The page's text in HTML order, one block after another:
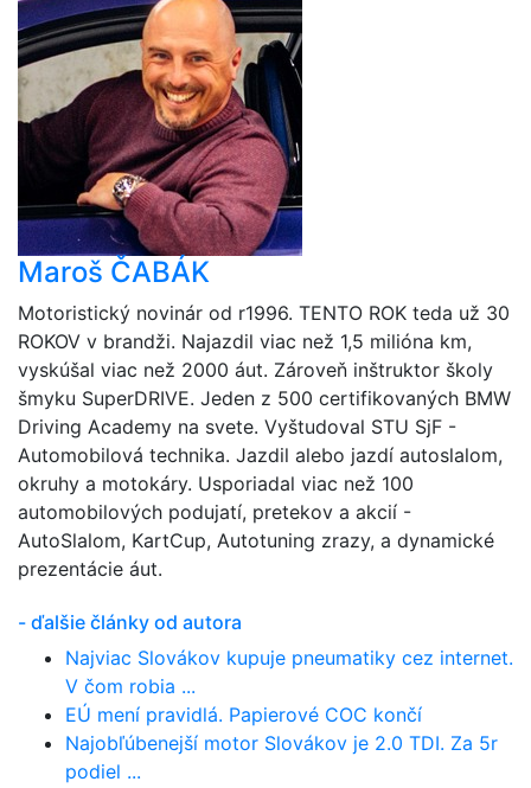
Maroš ČABÁK
Motoristický novinár od r1996. TENTO ROK teda už 30
ROKOV v brandži. Najazdil viac než 1,5 milióna km,
vyskúšal viac než 2000 áut. Zároveň inštruktor školy
šmyku SuperDRIVE. Jeden z 500 certifikovaných BMW
Driving Academy na svete. Vyštudoval STU SjF -
Automobilová technika. Jazdil alebo jazdí autoslalom,
okruhy a motokáry. Usporiadal viac než 100
automobilových podujatí, pretekov a akcií -
AutoSlalom, KartCup, Autotuning zrazy, a dynamické
prezentácie áut.
- ďalšie články od autora
Najviac Slovákov kupuje pneumatiky cez internet.
V čom robia ...
EÚ mení pravidlá. Papierové COC končí
Najobľúbenejší motor Slovákov je 2.0 TDI. Za 5r
podiel ...